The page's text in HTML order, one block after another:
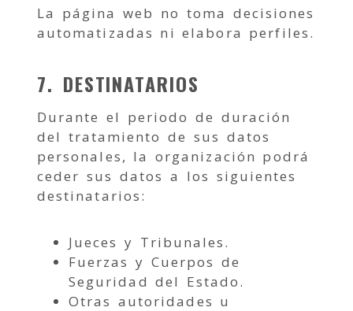
La página web no toma decisiones
automatizadas ni elabora perfiles.
7. DESTINATARIOS
Durante el periodo de duración
del tratamiento de sus datos
personales, la organización podrá
ceder sus datos a los siguientes
destinatarios:
Jueces y Tribunales.
Fuerzas y Cuerpos de
Seguridad del Estado.
Otras autoridades u